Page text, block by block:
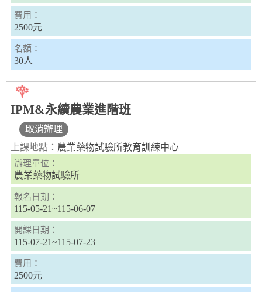
費用：
2500元
名額：
30人
IPM&永續農業進階班
取消辦理
上課地點： 農業藥物試驗所教育訓練中心
辦理單位：
農業藥物試驗所
報名日期：
115-05-21~115-06-07
開課日期：
115-07-21~115-07-23
費用：
2500元